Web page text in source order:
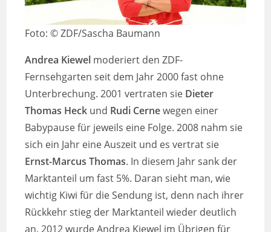
Foto: © ZDF/Sascha Baumann
Andrea Kiewel moderiert den ZDF-
Fernsehgarten seit dem Jahr 2000 fast ohne
Unterbrechung. 2001 vertraten sie Dieter
Thomas Heck und Rudi Cernewegen einer
Babypause für jeweils eine Folge. 2008 nahm sie
sich ein Jahr eine Auszeit und es vertrat sie
Ernst-Marcus Thomas. In diesem Jahr sank der
Marktanteil um fast 5%. Daran sieht man, wie
wichtig Kiwi für die Sendung ist, denn nach ihrer
Rückkehr stieg der Marktanteil wieder deutlich
an. 2012 wurde Andrea Kiewel im Übrigen für